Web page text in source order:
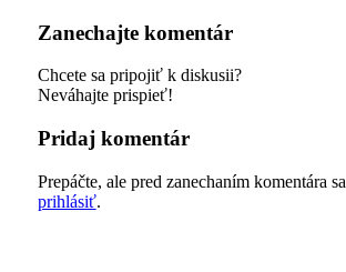
Zanechajte komentár
Chcete sa pripojiť k diskusii?
Neváhajte prispieť!
Pridaj komentár
Prepáčte, ale pred zanechaním komentára
prihlásiť.